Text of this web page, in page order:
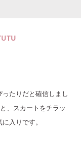
たりだと確信しまし
、スカートをチラッ
入りです。